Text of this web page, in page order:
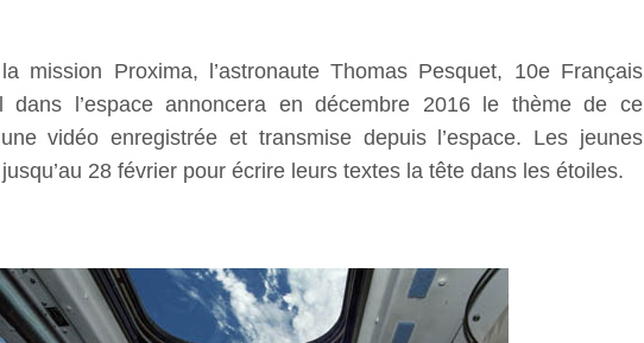
mission Proxima, l’astronaute Thomas Pesquet, 10e Français
l’espace annoncera en décembre 2016 le thème de ce
vidéo enregistrée et transmise depuis l’espace. Les jeunes
28 février pour écrire leurs textes la tête dans les étoiles.